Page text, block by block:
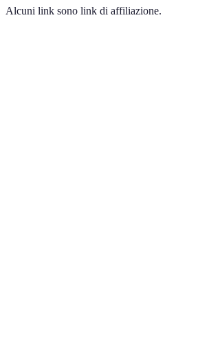
Alcuni link sono link di affiliazione.